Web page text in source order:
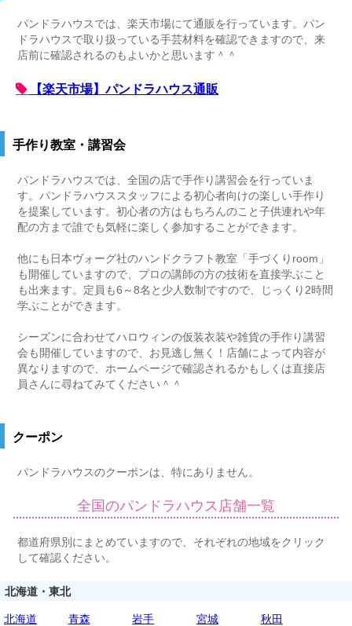
パンドラハウスでは、楽天市場にて通販を行っています。パン
ドラハウスで取り扱っている手芸材料を確認できますので、来
店前に確認されるのもよいかと思います＾＾
【楽天市場】パンドラハウス通販
手作り教室・講習会
パンドラハウスでは、全国の店で手作り講習会を行っていま
す。パンドラハウススタッフによる初心者向けの楽しい手作り
を提案しています。初心者の方はもちろんのこと子供連れや年
配の方まで誰でも気軽に楽しく参加することができます。
他にも日本ヴォーグ社のハンドクラフト教室「手づくりroom」
も開催していますので、プロの講師の方の技術を直接学ぶこと
も出来ます。定員も6～8名と少人数制ですので、じっくり2時間
学ぶことができます。
シーズンに合わせてハロウィンの仮装衣装や雑貨の手作り講習
会も開催していますので、お見逃し無く！店舗によって内容が
異なりますので、ホームページで確認されるかもしくは直接店
員さんに尋ねてみてください＾＾
クーポン
パンドラハウスのクーポンは、特にありません。
全国のパンドラハウス店舗一覧
都道府県別にまとめていますので、それぞれの地域をクリック
して確認ください。
北海道・東北
北海道 青森 岩手 宮城 秋田